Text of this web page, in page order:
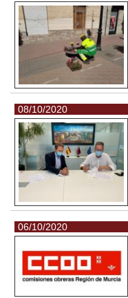
08/10/2020
06/10/2020